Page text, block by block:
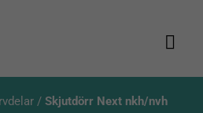
/ Skjutdörr Next nkh/nvh